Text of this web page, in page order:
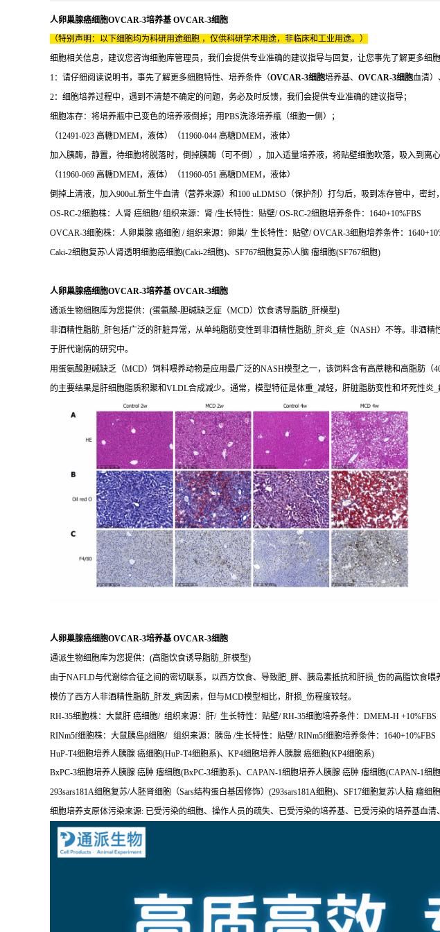
人卵巢腺癌细胞OVCAR-3培养基 OVCAR-3细胞
（特别声明：以下细胞均为科研用途细胞 ，仅供科研学术用途，非临床和工业用途。）
细胞相关信息，建议您咨询细胞库管理员，我们会提供专业准确的建议指导与回复，让您事先了解更多细
1：请仔细阅读说明书，事先了解更多细胞特性、培养条件（OVCAR-3细胞培养基、 OVCAR-3细胞血清）
2：细胞培养过程中，遇到不清楚不确定的问题，务必及时反馈，我们会提供专业准确的建议指导；
细胞冻存：将培养瓶中已变色的培养液倒掉；用PBS洗涤培养瓶（细胞一侧）；
（12491-023 高糖DMEM，液体）（11960-044 高糖DMEM，液体）
加入胰酶，静置，待细胞将脱落时，倒掉胰酶（可不倒），加入适量培养液，将贴壁细胞吹落，吸入到离心
（11960-069 高糖DMEM，液体）（11960-051 高糖DMEM，液体）
倒掉上清液，加入900uL新生牛血清（营养来源）和100 uLDMSO（保护剂）打匀后，吸到冻存管中，密封
OS-RC-2细胞株：人肾 癌细胞/ 组织来源：肾 /生长特性：贴壁/ OS-RC-2细胞培养条件：1640+10%FBS
OVCAR-3细胞株：人卵巢腺 癌细胞 / 组织来源：卵巢/ 生长特性：贴壁/ OVCAR-3细胞培养条件：
Caki-2细胞复苏\人肾透明细胞癌细胞(Caki-2细胞)、SF767细胞复苏\人脑 瘤细胞(SF767细胞)
人卵巢腺癌细胞OVCAR-3培养基 OVCAR-3细胞
通派生物细胞库为您提供：(蛋氨酸-胆碱缺乏症（MCD）饮食诱导脂肪_肝模型)
非酒精性脂肪_肝包括广泛的肝脏异常，从单纯脂肪变性到非酒精性脂肪_肝炎_症（NASH）不等。非酒
于肝代谢病的研究中。
用蛋氨酸胆碱缺乏（MCD）饲料喂养动物是应用最广泛的NASH模型之一，该饲料含有高蔗糖和高脂肪
的主要结果是肝细胞脂质积聚和VLDL合成减少。通常，模型特征是体重_减轻，肝脏脂肪变性和坏死性炎
人卵巢腺癌细胞OVCAR-3培养基 OVCAR-3细胞
通派生物细胞库为您提供：(高脂饮食诱导脂肪_肝模型)
由于NAFLD与代谢综合征之间的密切联系，以西方饮食、导致肥_胖、胰岛素抵抗和肝损_伤的高脂饮食
模仿了西方人非酒精性脂肪_肝发_病因素，但与MCD模型相比，肝损_伤程度较轻。
RH-35细胞株：大鼠肝 癌细胞/ 组织来源：肝/ 生长特性：贴壁/ RH-35细胞培养条件：DMEM-H +10%FBS
RINm5f细胞株：大鼠胰岛β细胞/ 组织来源：胰岛 /生长特性：贴壁/ RINm5f细胞培养条件：1640+10%FBS
HuP-T4细胞培养人胰腺 癌细胞(HuP-T4细胞系)、KP4细胞培养人胰腺 癌细胞(KP4细胞系)
BxPC-3细胞培养人胰腺 癌肿 瘤细胞(BxPC-3细胞系)、CAPAN-1细胞培养人胰腺 癌肿 瘤细胞(CAPAN-1细
293sars181A细胞复苏/人胚肾细胞（Sars结构蛋白基因修饰）(293sars181A细胞)、SF17细胞复苏\人脑 瘤细
细胞培养支原体污染来源: 已受污染的细胞、操作人员的疏失、已受污染的培养基、已受污染的培养基血清